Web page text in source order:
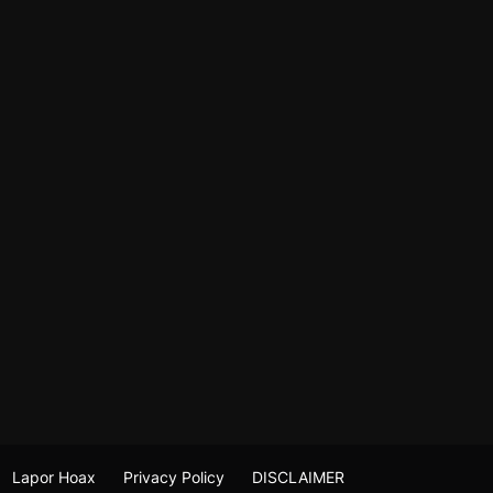
Lapor Hoax Privacy Policy DISCLAIMER